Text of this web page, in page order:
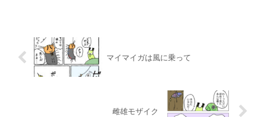
マイマイガは風に乗って
雌雄モザイク